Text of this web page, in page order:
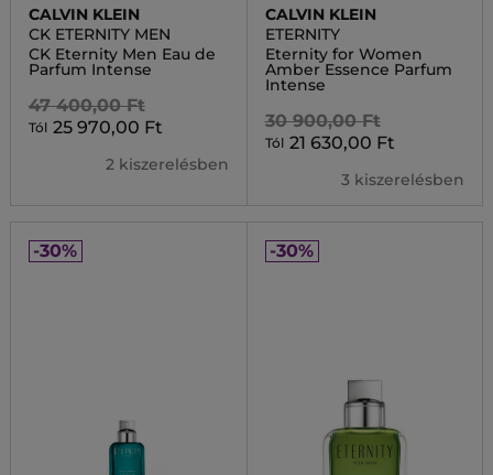
CALVIN KLEIN
CK ETERNITY MEN
CK Eternity Men Eau de
Parfum Intense
47 400,00 Ft
Tól 25 970,00 Ft
2 kiszerelésben
CALVIN KLEIN
ETERNITY
Eternity for Women
Amber Essence Parfum
Intense
30 900,00 Ft
Tól 21 630,00 Ft
3 kiszerelésben
-30% -30%